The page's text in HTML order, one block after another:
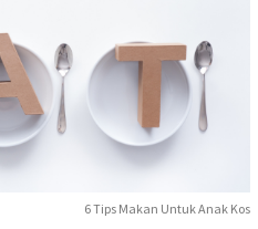
6 Tips Makan Untuk Anak Kos